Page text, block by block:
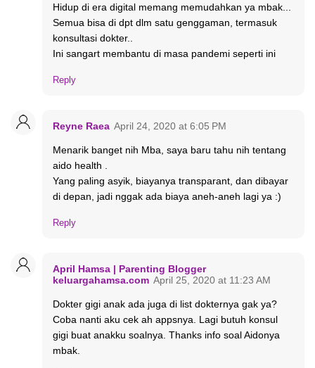
Hidup di era digital memang memudahkan ya mbak...
Semua bisa di dpt dlm satu genggaman, termasuk
konsultasi dokter..
Ini sangart membantu di masa pandemi seperti ini
Reply
Reyne Raea April 24, 2020 at 6:05 PM
Menarik banget nih Mba, saya baru tahu nih tentang
aido health .
Yang paling asyik, biayanya transparant, dan dibayar
di depan, jadi nggak ada biaya aneh-aneh lagi ya :)
Reply
April Hamsa | Parenting Blogger
keluargahamsa.com April 25, 2020 at 11:23 AM
Dokter gigi anak ada juga di list dokternya gak ya?
Coba nanti aku cek ah appsnya. Lagi butuh konsul
gigi buat anakku soalnya. Thanks info soal Aidonya
mbak.